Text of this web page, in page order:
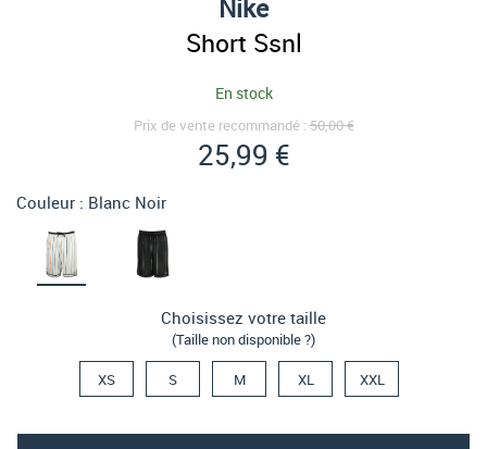
Nike
Short Ssnl
En stock
Prix de vente recommandé :50,00 €
25,99 €
Couleur : Blanc Noir
Choisissez votre taille
(Taille non disponible ?)
XS S M XL XXL